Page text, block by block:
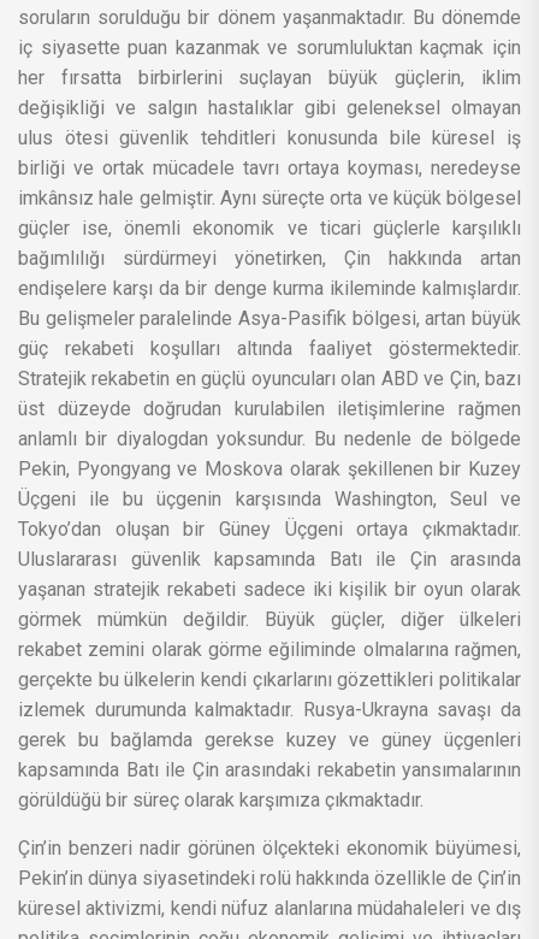
soruların sorulduğu bir dönem yaşanmaktadır. Bu dönemde
iç siyasette puan kazanmak ve sorumluluktan kaçmak için
her fırsatta birbirlerini suçlayan büyük güçlerin, iklim
değişikliği ve salgın hastalıklar gibi geleneksel olmayan
ulus ötesi güvenlik tehditleri konusunda bile küresel iş
birliği ve ortak mücadele tavrı ortaya koyması, neredeyse
imkânsız hale gelmiştir. Aynı süreçte orta ve küçük bölgesel
güçler ise, önemli ekonomik ve ticari güçlerle karşılıklı
bağımlılığı sürdürmeyi yönetirken, Çin hakkında artan
endişelere karşı da bir denge kurma ikileminde kalmışlardır.
Bu gelişmeler paralelinde Asya-Pasifik bölgesi, artan büyük
güç rekabeti koşulları altında faaliyet göstermektedir.
Stratejik rekabetin en güçlü oyuncuları olan ABD ve Çin, bazı
üst düzeyde doğrudan kurulabilen iletişimlerine rağmen
anlamlı bir diyalogdan yoksundur. Bu nedenle de bölgede
Pekin, Pyongyang ve Moskova olarak şekillenen bir Kuzey
Üçgeni ile bu üçgenin karşısında Washington, Seul ve
Tokyo’dan oluşan bir Güney Üçgeni ortaya çıkmaktadır.
Uluslararası güvenlik kapsamında Batı ile Çin arasında
yaşanan stratejik rekabeti sadece iki kişilik bir oyun olarak
görmek mümkün değildir. Büyük güçler, diğer ülkeleri
rekabet zemini olarak görme eğiliminde olmalarına rağmen,
gerçekte bu ülkelerin kendi çıkarlarını gözettikleri politikalar
izlemek durumunda kalmaktadır. Rusya-Ukrayna savaşı da
gerek bu bağlamda gerekse kuzey ve güney üçgenleri
kapsamında Batı ile Çin arasındaki rekabetin yansımalarının
görüldüğü bir süreç olarak karşımıza çıkmaktadır.
Çin’in benzeri nadir görünen ölçekteki ekonomik büyümesi,
Pekin’in dünya siyasetindeki rolü hakkında özellikle de Çin’in
küresel aktivizmi, kendi nüfuz alanlarına müdahaleleri ve dış